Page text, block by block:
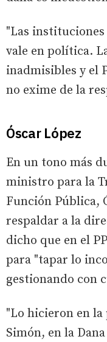
"Las
vale en política.
inadmisibles y el
no exime de la
Óscar López
En un tono más
ministro para la
Función Pública,
respaldar a la
dicho que en el
para "tapar lo
gestionando con
"Lo hicieron en la
Simón, en la